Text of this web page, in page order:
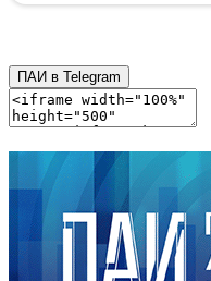
ПАИ в Telegram